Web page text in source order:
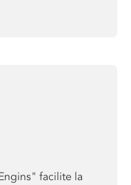
facilite la